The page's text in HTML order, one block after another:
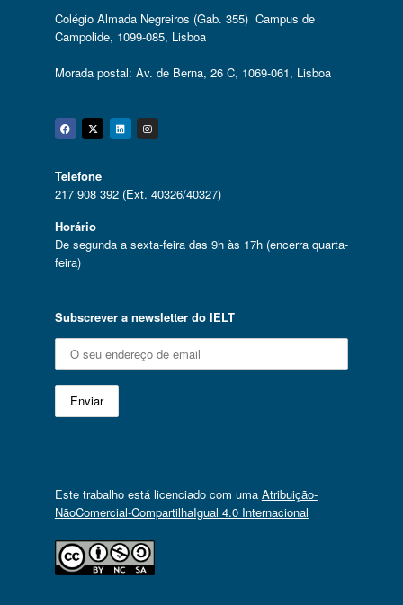
Colégio Almada Negreiros (Gab. 355) Campus de
Campolide, 1099-085, Lisboa
Morada postal: Av. de Berna, 26 C, 1069-061, Lisboa
Facebook
Twitter
Linkedin
Instagram
Telefone
217 908 392 (Ext. 40326/40327)
Horário
De segunda a sexta-feira das 9h às 17h (encerra quarta-
feira)
Subscrever a newsletter do IELT
Este trabalho está licenciado com uma Atribuição-
NãoComercial-CompartilhaIgual 4.0 Internacional